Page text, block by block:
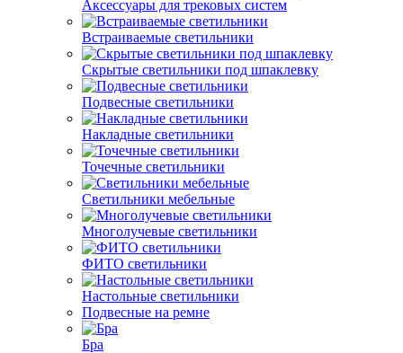
Аксессуары для трековых систем
Встраиваемые светильники
Скрытые светильники под шпаклевку
Подвесные светильники
Накладные светильники
Точечные светильники
Светильники мебельные
Многолучевые светильники
ФИТО светильники
Настольные светильники
Подвесные на ремне
Бра